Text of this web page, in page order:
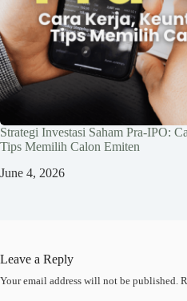
Strategi Investasi Saham Pra-IPO:
Tips Memilih Calon Emiten
June 4, 2026
Leave a Reply
Your email address will not be published.